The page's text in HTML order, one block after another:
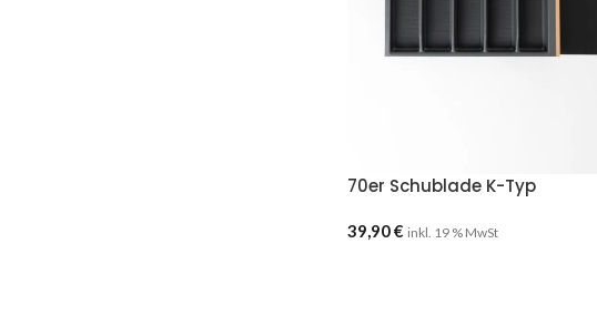
70er Schublade K-Typ
39,90€ inkl. 19 % MwSt